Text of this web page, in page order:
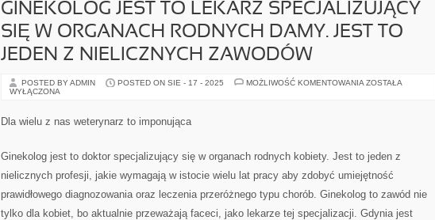
GINEKOLOG JEST TO LEKARZ SPECJALIZUJĄCY
SIĘ W ORGANACH RODNYCH DAMY. JEST TO
JEDEN Z NIELICZNYCH ZAWODÓW
POSTED BY ADMIN POSTED ON SIE - 17 - 2025 MOŻLIWOŚĆ KOMENTOWANIA GINEKOLOG
RODNYCH
DAMY.
TO
Z
ZAWODÓW
ZOSTAŁA
WYŁĄCZONA
Dla wielu z nas weterynarz to imponująca
Ginekolog jest to doktor specjalizujący się w organach rodnych kobiety. Jest to jeden z
nielicznych profesji, jakie wymagają w istocie wielu lat pracy aby zdobyć umiejętność
prawidłowego diagnozowania oraz leczenia przeróżnego typu chorób. Ginekolog to zawód nie
tylko dla kobiet, bo aktualnie przeważają faceci, jako lekarze tej specjalizacji. Gdynia jest